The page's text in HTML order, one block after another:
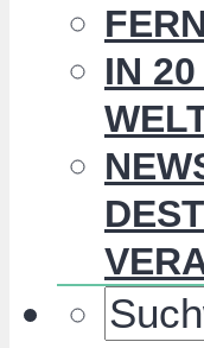
IN